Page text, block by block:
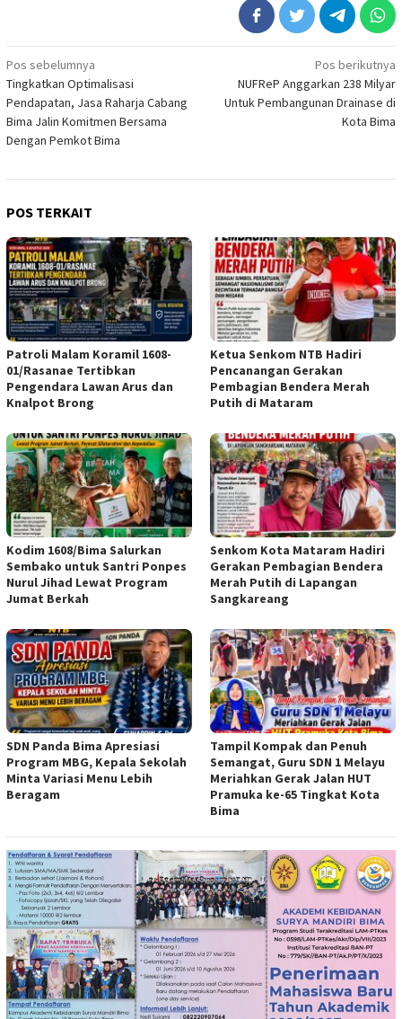
Navigasi
pos
Pos sebelumnya
Tingkatkan Optimalisasi
Pendapatan, Jasa Raharja Cabang
Bima Jalin Komitmen Bersama
Dengan Pemkot Bima
Pos berikutnya
NUFReP Anggarkan 238 Milyar
Untuk Pembangunan Drainase di
Kota Bima
POS TERKAIT
Patroli Malam Koramil 1608-
01/Rasanae Tertibkan
Pengendara Lawan Arus dan
Knalpot Brong
Ketua Senkom NTB Hadiri
Pencanangan Gerakan
Pembagian Bendera Merah
Putih di Mataram
Kodim 1608/Bima Salurkan
Sembako untuk Santri Ponpes
Nurul Jihad Lewat Program
Jumat Berkah
Senkom Kota Mataram Hadiri
Gerakan Pembagian Bendera
Merah Putih di Lapangan
Sangkareang
SDN Panda Bima Apresiasi
Program MBG, Kepala Sekolah
Minta Variasi Menu Lebih
Beragam
Tampil Kompak dan Penuh
Semangat, Guru SDN 1 Melayu
Meriahkan Gerak Jalan HUT
Pramuka ke-65 Tingkat Kota
Bima